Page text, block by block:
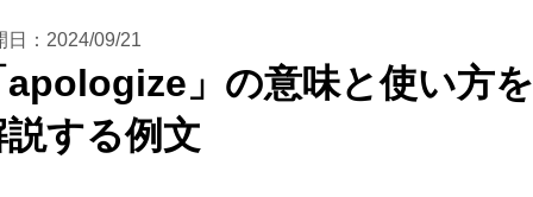
日： 2024/09/21
apologize」の意味と使い方
説する例文